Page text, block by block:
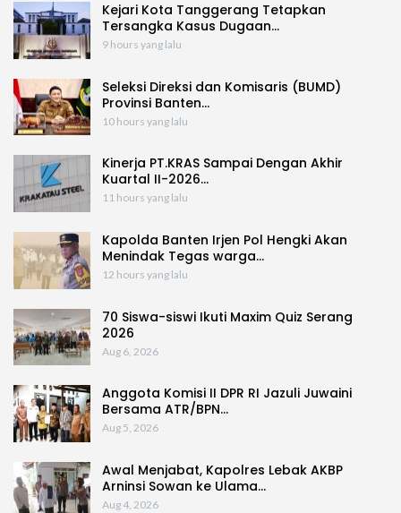
Kejari Kota Tanggerang Tetapkan
Tersangka Kasus Dugaan…
9 hours yang lalu
Seleksi Direksi dan Komisaris (BUMD)
Provinsi Banten…
10 hours yang lalu
Kinerja PT.KRAS Sampai Dengan Akhir
Kuartal II-2026…
11 hours yang lalu
Kapolda Banten Irjen Pol Hengki Akan
Menindak Tegas warga…
12 hours yang lalu
70 Siswa-siswi Ikuti Maxim Quiz Serang
2026
Aug 6, 2026
Anggota Komisi II DPR RI Jazuli Juwaini
Bersama ATR/BPN…
Aug 5, 2026
Awal Menjabat, Kapolres Lebak AKBP
Arninsi Sowan ke Ulama…
Aug 4, 2026